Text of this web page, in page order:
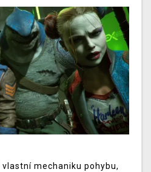
mechaniku pohybu,